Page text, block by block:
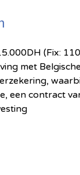
(Fix:
met
een contract